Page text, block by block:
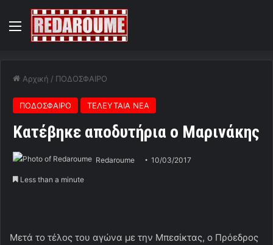
Menu
Αρχική / ΠΟΔΟΣΦΑΙΡΟ
ΠΟΔΟΣΦΑΙΡΟ ΤΕΛΕΥΤΑΙΑ ΝΕΑ
Κατέβηκε αποδυτήρια ο Μαρινάκης
Redaroume 10/03/2017
Less than a minute
Μετά το τέλος του αγώνα με την Μπεσίκτας, ο Πρόεδρος